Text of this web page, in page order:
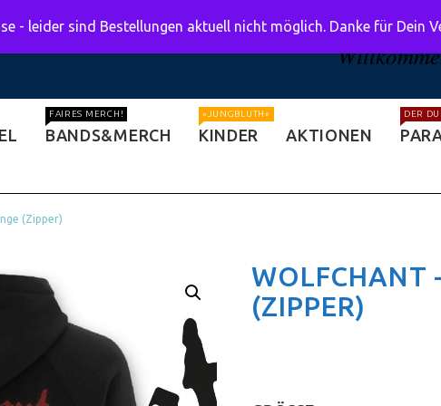
BANDS&MERCH
FAIRES MERCH!
KINDER
»JUNGBLUTH«
AKTIONEN
DER
(Zipper)
WOLFCHANT
(ZIPPER)
- leider sind Bestellungen aktuell nicht möglich. Danke für Dein